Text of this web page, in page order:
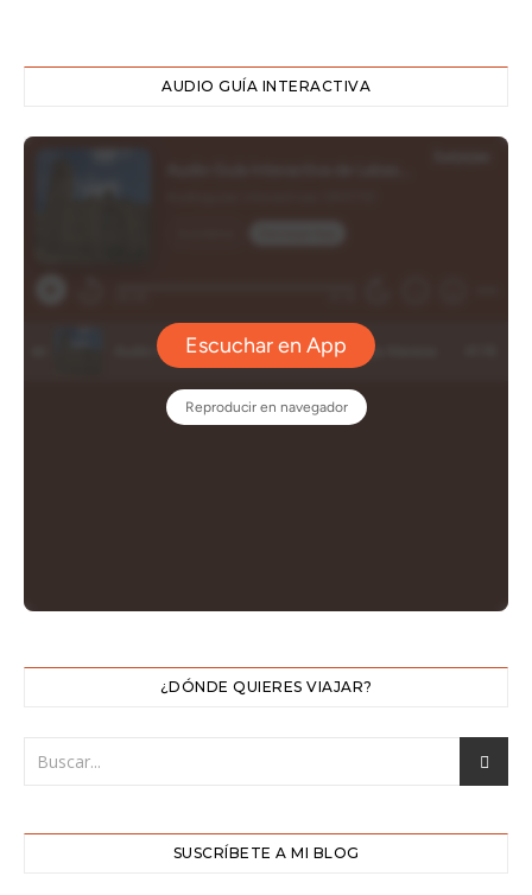
AUDIO GUÍA INTERACTIVA
¿DÓNDE QUIERES VIAJAR?
SUSCRÍBETE A MI BLOG